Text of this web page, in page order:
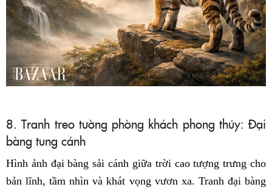
8. Tranh treo tường phòng khách phong thủy: Đại
bàng tung cánh
Hình ảnh đại bàng sải cánh giữa trời cao tượng trưng cho
bản lĩnh, tầm nhìn và khát vọng vươn xa. Tranh đại bàng